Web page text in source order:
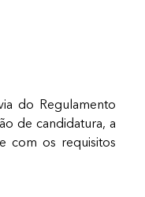
do Regulamento
de candidatura, a
com os requisitos